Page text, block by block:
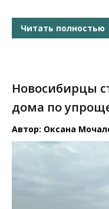
Читать полностью
Новосибирцы
дома по
Автор: Оксана